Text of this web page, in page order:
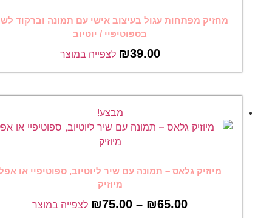
מחזיק מפתחות עגול בעיצוב אישי עם תמונה וברקוד לשיר
בספוטיפיי / יוטיוב
₪39.00 לצפייה במוצר
מבצע!
מיוזיק גלאס – תמונה עם שיר ליוטיוב, ספוטיפיי או אפל
מיוזיק
₪65.00
–
₪75.00 לצפייה במוצר